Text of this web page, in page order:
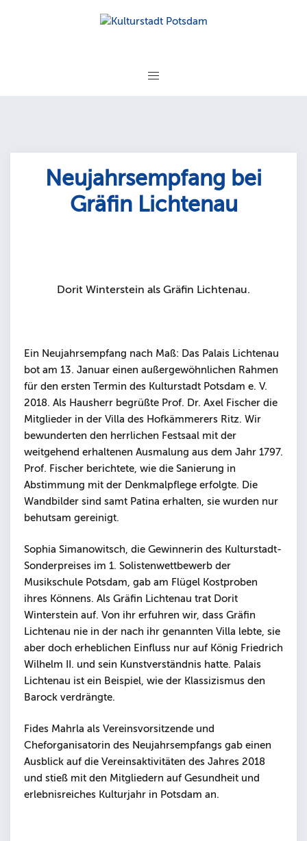
Neujahrsempfang bei
Gräfin Lichtenau
Dorit Winterstein als Gräfin Lichtenau.
Ein Neujahrsempfang nach Maß: Das Palais Lichtenau
bot am 13. Januar einen außergewöhnlichen Rahmen
für den ersten Termin des Kulturstadt Potsdam e. V.
2018. Als Hausherr begrüßte Prof. Dr. Axel Fischer die
Mitglieder in der Villa des Hofkämmerers Ritz. Wir
bewunderten den herrlichen Festsaal mit der
weitgehend erhaltenen Ausmalung aus dem Jahr 1797.
Prof. Fischer berichtete, wie die Sanierung in
Abstimmung mit der Denkmalpflege erfolgte. Die
Wandbilder sind samt Patina erhalten, sie wurden nur
behutsam gereinigt.
Sophia Simanowitsch, die Gewinnerin des Kulturstadt-
Sonderpreises im 1. Solistenwettbewerb der
Musikschule Potsdam, gab am Flügel Kostproben
ihres Könnens. Als Gräfin Lichtenau trat Dorit
Winterstein auf. Von ihr erfuhren wir, dass Gräfin
Lichtenau nie in der nach ihr genannten Villa lebte, sie
aber doch erheblichen Einfluss nur auf König Friedrich
Wilhelm II. und sein Kunstverständnis hatte. Palais
Lichtenau ist ein Beispiel, wie der Klassizismus den
Barock verdrängte.
Fides Mahrla als Vereinsvorsitzende und
Cheforganisatorin des Neujahrsempfangs gab einen
Ausblick auf die Vereinsaktivitäten des Jahres 2018
und stieß mit den Mitgliedern auf Gesundheit und
erlebnisreiches Kulturjahr in Potsdam an.